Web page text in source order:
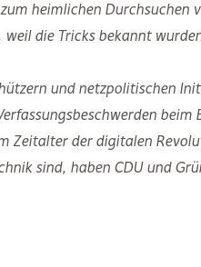
heimlichen Durchsuchen
die Tricks bekannt
und netzpolitischen
beim
Zeitalter der digitalen
sind, haben CDU und